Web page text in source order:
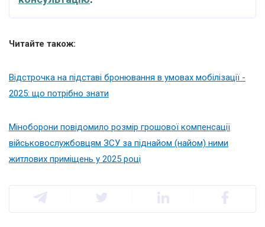
Читайте також:
Відстрочка на підставі бронювання в умовах мобілізації -
2025: що потрібно знати
Міноборони повідомило розмір грошової компенсації
військовослужбовцям ЗСУ за піднайом (найом) ними
житлових приміщень у 2025 році